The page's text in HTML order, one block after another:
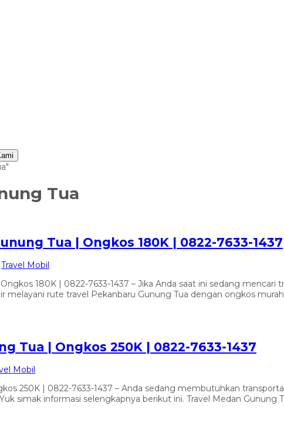
Tua
Tua | Ongkos 180K | 0822-7633-1437
Travel Mobil
180K | 0822-7633-1437 – Jika Anda saat ini sedang
melayani rute travel Pekanbaru Gunung Tua dengan ongkos
Tua | Ongkos 250K | 0822-7633-1437
Mobil
250K | 0822-7633-1437 – Anda sedang membutuhkan
simak informasi selengkapnya berikut ini. Travel Medan Gunung